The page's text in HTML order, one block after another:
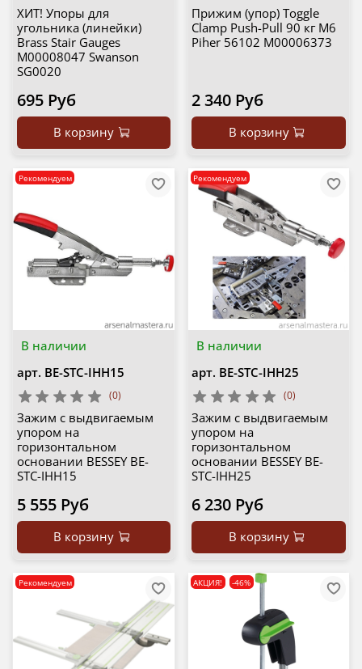
ХИТ! Упоры для
угольника (линейки)
Brass Stair Gauges
М00008047 Swanson
SG0020
695 Руб
В корзину
Прижим (упор) Toggle
Clamp Push-Pull 90 кг M6
Piher 56102 М00006373
2 340 Руб
В корзину
В наличии
Рекомендуем
арт. BE-STC-IHH15
(0)
Зажим с выдвигаемым
упором на
горизонтальном
основании BESSEY BE-
STC-IHH15
5 555 Руб
В корзину
В наличии
Рекомендуем
арт. BE-STC-IHH25
(0)
Зажим с выдвигаемым
упором на
горизонтальном
основании BESSEY BE-
STC-IHH25
6 230 Руб
В корзину
Рекомендуем АКЦИЯ! -46%